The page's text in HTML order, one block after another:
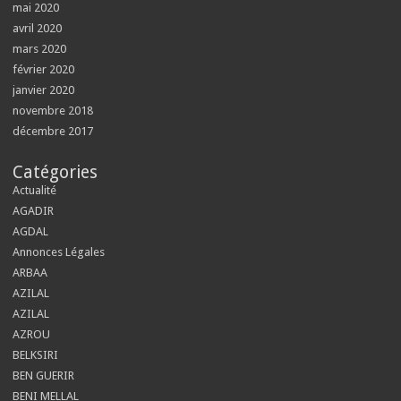
mai 2020
avril 2020
mars 2020
février 2020
janvier 2020
novembre 2018
décembre 2017
Catégories
Actualité
AGADIR
AGDAL
Annonces Légales
ARBAA
AZILAL
AZILAL
AZROU
BELKSIRI
BEN GUERIR
BENI MELLAL